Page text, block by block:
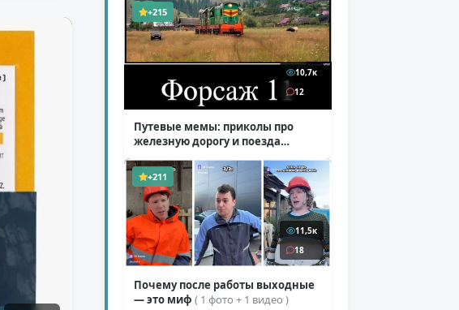
+215
10,7к
12
Путевые мемы: приколы про
железную дорогу и поезда
+211
11,5к
18
Почему после работы выходные
— это миф ( 1 фото + 1 видео )